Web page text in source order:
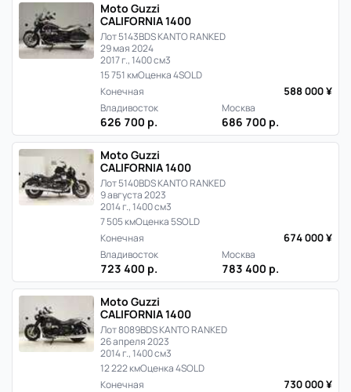
Moto Guzzi
CALIFORNIA 1400
Лот 5143BDS KANTO RANKED
29 мая 2024
2017 г., 1400 см3
15 751 кмОценка 4SOLD
Конечная
588 000 ¥
Владивосток
626 700 р.
Москва
686 700 р.
Moto Guzzi
CALIFORNIA 1400
Лот 5140BDS KANTO RANKED
9 августа 2023
2014 г., 1400 см3
7 505 кмОценка 5SOLD
Конечная
674 000 ¥
Владивосток
723 400 р.
Москва
783 400 р.
Moto Guzzi
CALIFORNIA 1400
Лот 8089BDS KANTO RANKED
26 апреля 2023
2014 г., 1400 см3
12 222 кмОценка 4SOLD
Конечная
730 000 ¥